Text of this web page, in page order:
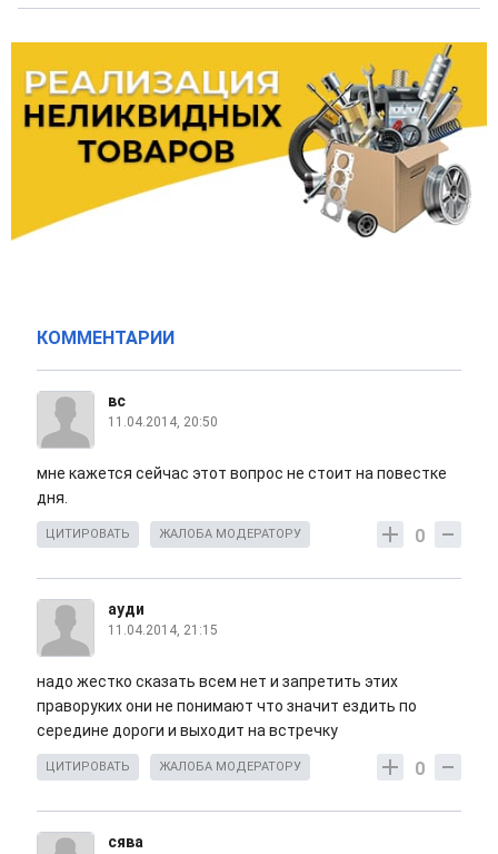
КОММЕНТАРИИ
вс
11.04.2014, 20:50
мне кажется сейчас этот вопрос не стоит на повестке
дня.
0
ЦИТИРОВАТЬ ЖАЛОБА МОДЕРАТОРУ
ауди
11.04.2014, 21:15
надо жестко сказать всем нет и запретить этих
праворуких они не понимают что значит ездить по
середине дороги и выходит на встречку
0
ЦИТИРОВАТЬ ЖАЛОБА МОДЕРАТОРУ
сява